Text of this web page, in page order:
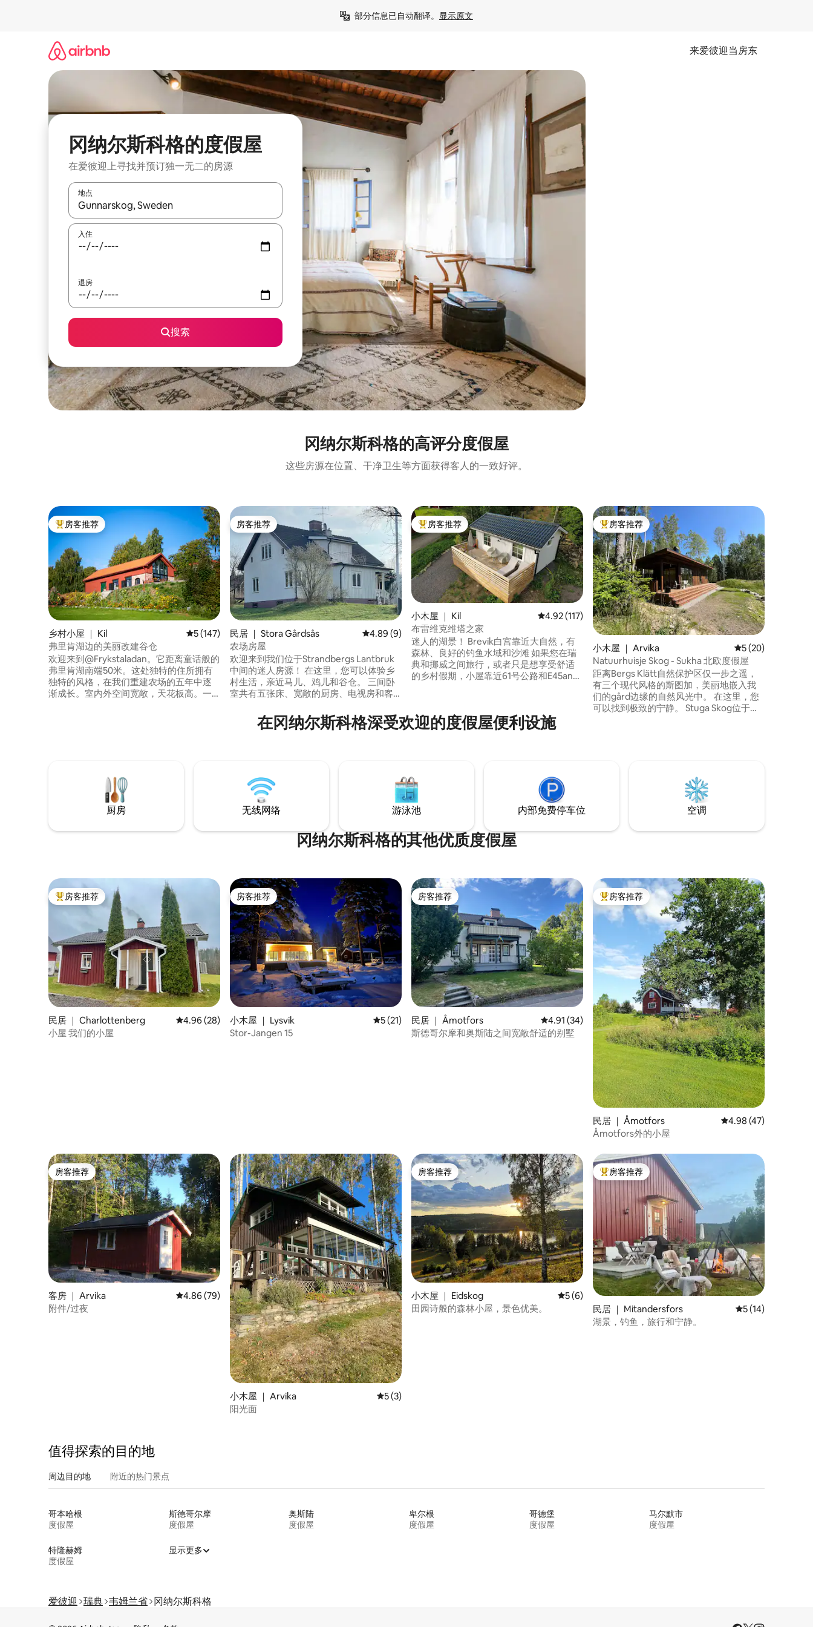
部分信息已自动翻译。 显示原文
来爱彼迎当房东
冈纳尔斯科格的度假屋
在爱彼迎上寻找并预订独一无二的房源
地点
如有搜索结果，请使用上下方向键查看，或通过点击或滑动手势浏览。
入住
退房
搜索
冈纳尔斯科格的高评分度假屋
这些房源在位置、干净卫生等方面获得客人的一致好评。
热门「房客推荐」
房客推荐
乡村小屋 ｜ Kil 平均评分 5 分（满分 5 分），共 147 条评价
5 (147)
弗里肯湖边的美丽改建谷仓
欢迎来到@Frykstaladan。它距离童话般的
弗里肯湖南端50米。这处独特的住所拥有
独特的风格，在我们重建农场的五年中逐
渐成长。室内外空间宽敞，天花板高。一
（Alma Löv）、故事谷仓
（Berättarladan）或……
房客推荐
房客推荐
民居 ｜ Stora Gårdsås 平均评分 4.89 分（满分 5 分），共 9 条评价
4.89 (9)
农场房屋
欢迎来到我们位于Strandbergs Lantbruk
中间的迷人房源！ 在这里，您可以体验乡
村生活，亲近马儿、鸡儿和谷仓。 三间卧
室共有五张床、宽敞的厨房、电视房和客
所。 在门廊上放松身心，享受大草坪或探
索徒步旅行，以及附近的山地自行车道。
热门「房客推荐」
房客推荐
小木屋 ｜ Kil 平均评分 4.92 分（满分 5 分），共 117 条评价
4.92 (117)
布雷维克维塔之家
迷人的湖景！ Brevik白宫靠近大自然，有
森林、良好的钓鱼水域和沙滩 如果您在瑞
典和挪威之间旅行，或者只是想享受舒适
的乡村假期，小屋靠近61号公路和E45an
供新鲜的床和毛巾。 房价包括客舱清洁
费，以便您轻松退房和旅行。
热门「房客推荐」
房客推荐
小木屋 ｜ Arvika 平均评分 5 分（满
5 (20)
Natuurhuisje Skog - Sukha 北欧度假屋
距离Bergs Klätt自然保护区仅一步之遥，
有三个现代风格的斯图加，美丽地嵌入我
们的gård边缘的自然风光中。 在这里，您
可以找到极致的宁静。 Stuga Skog位于森
在冈纳尔斯科格深受欢迎的度假屋便利设施
厨房 无线网络 游泳池 内部免费停车位 空调
冈纳尔斯科格的其他优质度假屋
热门「房客推荐」
房客推荐
民居 ｜ Charlottenberg 平均评分 4.96 分（满分 5 分），共 28 条评价
4.96 (28)
小屋 我们的小屋
房客推荐
房客推荐
小木屋 ｜ Lysvik 平均评分 5 分（满分 5 分），共 21 条评价
5 (21)
Stor-Jangen 15
房客推荐
房客推荐
民居 ｜ Åmotfors 平均评分 4.91 分（满分 5 分），共 34 条评价
4.91 (34)
斯德哥尔摩和奥斯陆之间宽敞舒适的别墅
热门「房客推荐」
房客推荐
民居 ｜ Åmotfors 平均评分 4.98 分（满
4.98 (47)
Åmotfors外的小屋
房客推荐
房客推荐
客房 ｜ Arvika 平均评分 4.86 分（满分 5 分），共 79 条评价
4.86 (79)
附件/过夜
小木屋 ｜ Arvika 平均评分 5 分（满分 5 分），共 3 条评价
5 (3)
阳光面
房客推荐
房客推荐
小木屋 ｜ Eidskog 平均评分 5 分（满分 5 分），共 6 条评价
5 (6)
田园诗般的森林小屋，景色优美。
热门「房客推荐」
房客推荐
民居 ｜ Mitandersfors 平均评分 5 分（满
5 (14)
湖景，钓鱼，旅行和宁静。
值得探索的目的地
周边目的地 附近的热门景点
哥本哈根
度假屋
斯德哥尔摩
度假屋
奥斯陆
度假屋
卑尔根
度假屋
哥德堡
度假屋
马尔默市
度假屋
特隆赫姆
度假屋
显示更多
爱彼迎 瑞典 韦姆兰省 冈纳尔斯科格